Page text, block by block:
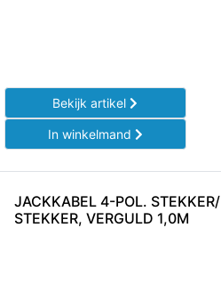
Bekijk artikel
In winkelmand
JACKKABEL 4-POL. STEKKER/
STEKKER, VERGULD 1,0M